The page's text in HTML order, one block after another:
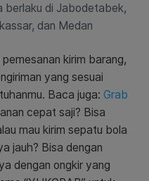
berlaku di Jabodetabek,
dan Medan
kirim barang,
yang sesuai
Baca juga: Grab
cepat saji? Bisa
mau kirim sepatu bola
jauh? Bisa dengan
dengan ongkir yang